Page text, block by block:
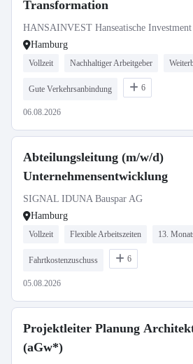
Transformation
HANSAINVEST Hanseatische
Hamburg
Vollzeit Nachhaltiger Arbeitgeber
Gute Verkehrsanbindung 6
06.08.2026
Abteilungsleitung (m/w/d)
Unternehmensentwicklung
SIGNAL IDUNA Bauspar AG
Hamburg
Vollzeit Flexible Arbeitszeiten 13.
Fahrtkostenzuschuss 6
05.08.2026
Projektleiter Planung
(aGw*)